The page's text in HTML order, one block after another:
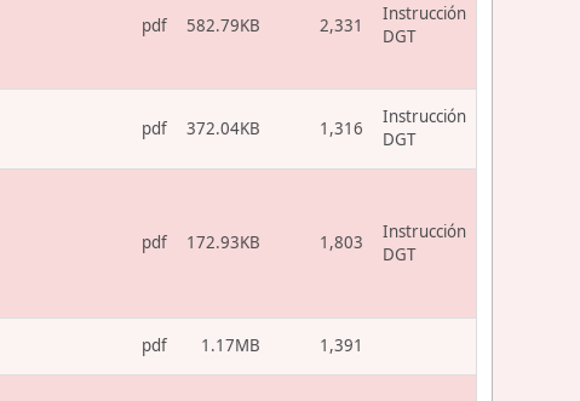
pdf 582.79KB 2,331
Instrucción
DGT
pdf 372.04KB 1,316
Instrucción
DGT
pdf 172.93KB 1,803
Instrucción
DGT
pdf 1.17MB 1,391